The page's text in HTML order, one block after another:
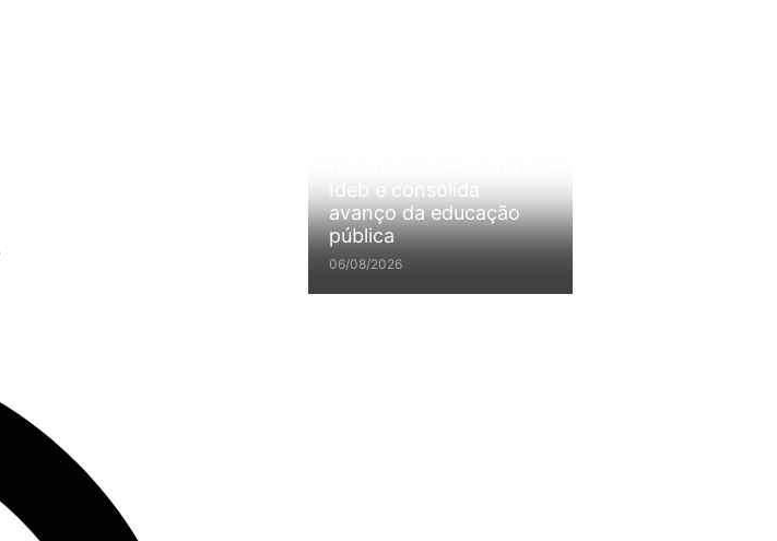
Ideb e consolida
avanço da educação
pública
06/08/2026